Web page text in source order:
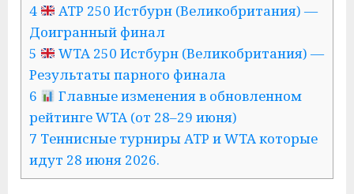
4
ATP 250 Истбурн (Великобритания) —
Доигранный финал
5
WTA 250 Истбурн (Великобритания) —
Результаты парного финала
6
Главные изменения в обновленном
рейтинге WTA (от 28–29 июня)
7 Теннисные турниры ATP и WTA которые
идут 28 июня 2026.